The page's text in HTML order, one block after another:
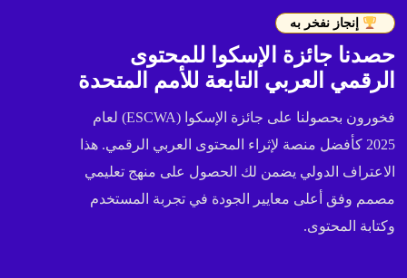
إنجاز نفخر به
حصدنا جائزة الإسكوا للمحتوى
الرقمي العربي التابعة للأمم المتحدة
فخورون بحصولنا على جائزة الإسكوا (ESCWA) لعام
2025 كأفضل منصة لإثراء المحتوى العربي الرقمي. هذا
الاعتراف الدولي يضمن لك الحصول على منهج تعليمي
مصمم وفق أعلى معايير الجودة في تجربة المستخدم
وكتابة المحتوى.